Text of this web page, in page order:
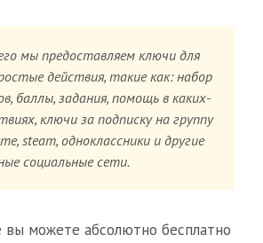
мы предоставляем ключи для
действия, такие как: набор
баллы, задания, помощь в каких-
ключи за подписку на группу
steam, одноклассники и другие
социальные сети.
можете абсолютно бесплатно